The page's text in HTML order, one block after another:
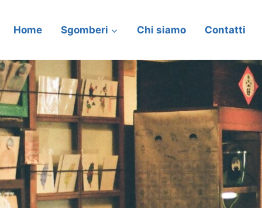
Home Sgomberi Chi siamo Contatti